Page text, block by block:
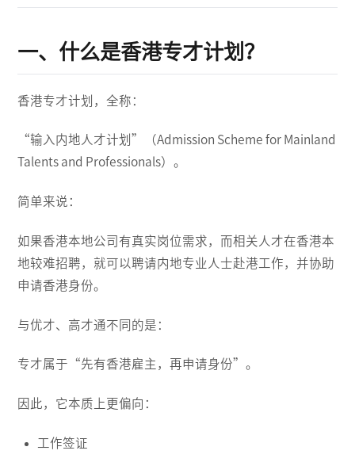
一、什么是香港专才计划？
香港专才计划，全称：
“输入内地人才计划”（Admission Scheme for Mainland
Talents and Professionals）。
简单来说：
如果香港本地公司有真实岗位需求，而相关人才在香港本
地较难招聘，就可以聘请内地专业人士赴港工作，并协助
申请香港身份。
与优才、高才通不同的是：
专才属于“先有香港雇主，再申请身份”。
因此，它本质上更偏向：
工作签证